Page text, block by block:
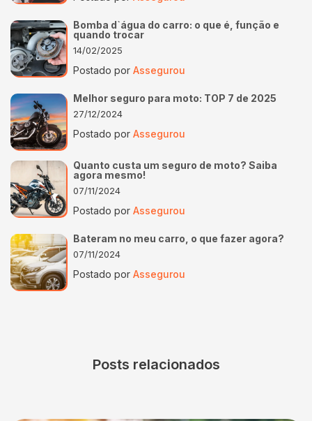
Bomba d`água do carro: o que é, função e
quando trocar
14/02/2025
Postado por Assegurou
Melhor seguro para moto: TOP 7 de 2025
27/12/2024
Postado por Assegurou
Quanto custa um seguro de moto? Saiba
agora mesmo!
07/11/2024
Postado por Assegurou
Bateram no meu carro, o que fazer agora?
07/11/2024
Postado por Assegurou
Posts relacionados